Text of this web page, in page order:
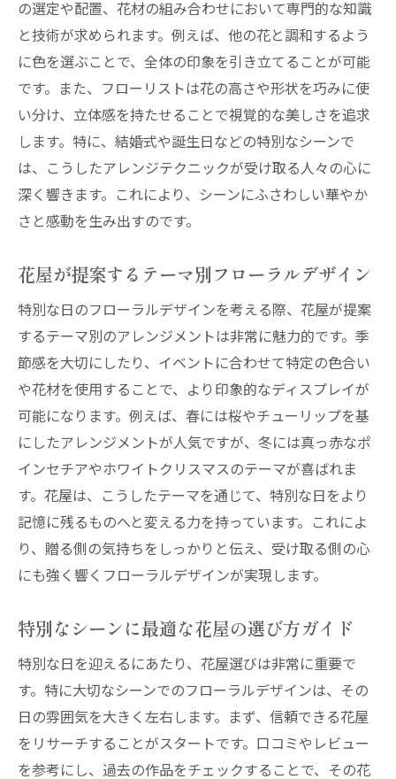
の選定や配置、花材の組み合わせにおいて専門的な知識
と技術が求められます。例えば、他の花と調和するよう
に色を選ぶことで、全体の印象を引き立てることが可能
です。また、フローリストは花の高さや形状を巧みに使
い分け、立体感を持たせることで視覚的な美しさを追求
します。特に、結婚式や誕生日などの特別なシーンで
は、こうしたアレンジテクニックが受け取る人々の心に
深く響きます。これにより、シーンにふさわしい華やか
さと感動を生み出すのです。
花屋が提案するテーマ別フローラルデザイン
特別な日のフローラルデザインを考える際、花屋が提案
するテーマ別のアレンジメントは非常に魅力的です。季
節感を大切にしたり、イベントに合わせて特定の色合い
や花材を使用することで、より印象的なディスプレイが
可能になります。例えば、春には桜やチューリップを基
にしたアレンジメントが人気ですが、冬には真っ赤なポ
インセチアやホワイトクリスマスのテーマが喜ばれま
す。花屋は、こうしたテーマを通じて、特別な日をより
記憶に残るものへと変える力を持っています。これによ
り、贈る側の気持ちをしっかりと伝え、受け取る側の心
にも強く響くフローラルデザインが実現します。
特別なシーンに最適な花屋の選び方ガイド
特別な日を迎えるにあたり、花屋選びは非常に重要で
す。特に大切なシーンでのフローラルデザインは、その
日の雰囲気を大きく左右します。まず、信頼できる花屋
をリサーチすることがスタートです。口コミやレビュー
を参考にし、過去の作品をチェックすることで、その花